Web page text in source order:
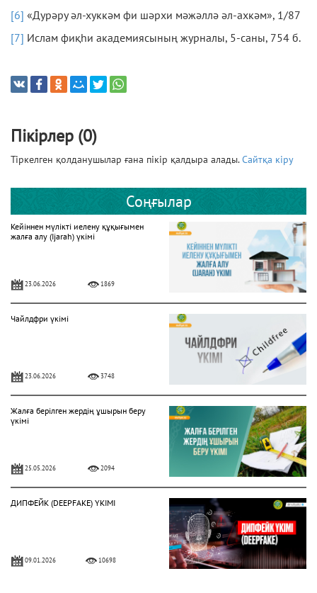
[6] «Дурәру әл-хуккәм фи шәрхи мәжәллә әл-ахкәм», 1/87
[7] Ислам фиқһи академиясының журналы, 5-саны, 754 б.
Пікірлер (0)
Тіркелген қолданушылар ғана пікір қалдыра алады.Сайтқа кіру
Соңғылар
Кейіннен мүлікті иелену құқығымен
жалға алу (Ijarah) үкімі
23.06.2026 1869
Чайлдфри үкімі
23.06.2026 3748
Жалға берілген жердің ұшырын беру
үкімі
25.05.2026 2094
ДИПФЕЙК (DEEPFAKE) ҮКІМІ
09.01.2026 10698